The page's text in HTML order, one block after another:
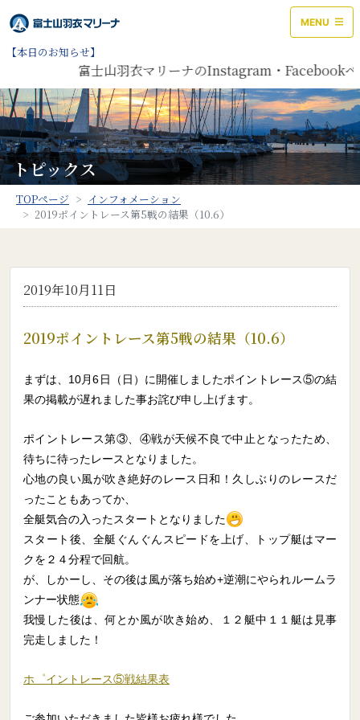
MENU
【本日のお知らせ】
富士山羽衣マリーナのInstagram・Facebookペ
トピックス
TOPページ
インフォメーション
2019ポイントレース第5戦の結果（10.6）
2019年10月11日
2019ポイントレース第5戦の結果（10.6）
まずは、10月6日（日）に開催しましたポイントレース⑤の結
果の掲載が遅れました事お詫び申し上げます。
ポイントレース第③、④戦が天候不良で中止となったため、
待ちに待ったレースとなりました。
心地の良い風が吹き絶好のレース日和！久しぶりのレースだ
ったこともあってか、
全艇気合の入ったスタートとなりました
スタート後、全艇ぐんぐんスピードを上げ、トップ艇はマー
クを２４分程で回航。
が、しかーし、その後は風が落ち始め+逆潮にやられルームラ
ンナー状態
我慢した後は、何とか風が吹き始め、１２艇中１１艇は見事
完走しました！
ホ゜イントレース⑤戦結果表